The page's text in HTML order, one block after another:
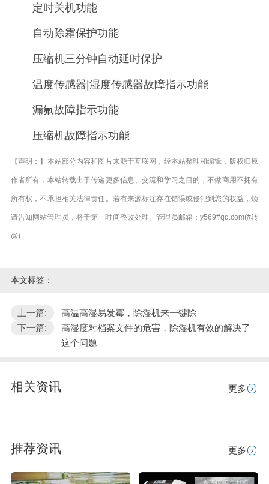
定时关机功能
自动除霜保护功能
压缩机三分钟自动延时保护
温度传感器|湿度传感器故障指示功能
漏氟故障指示功能
压缩机故障指示功能
【声明：】本站部分内容和图片来源于互联网，经本站整理和编辑，版权归原
作者所有，本站转载出于传递更多信息、交流和学习之目的，不做商用不拥有
所有权，不承担相关法律责任。若有来源标注存在错误或侵犯到您的权益，烦
请告知网站管理员，将于第一时间整改处理。管理员邮箱：y569#qq.com(#转
@)
本文标签：
上一篇:
高温高湿易发霉，除湿机来一键除
下一篇:
高湿度对档案文件的危害，除湿机有效的解决了
这个问题
相关资讯 更多
推荐资讯 更多